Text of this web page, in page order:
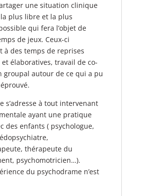
une situation clinique
plus libre et la plus
qui fera l’objet de
de jeux. Ceux-ci
à des temps de reprises
et élaboratives, travail de co-
groupal autour de ce qui a pu
s’adresse à tout intervenant
ayant une pratique
des enfants ( psychologue,
thérapeute du
psychomotricien…).
du psychodrame n’est